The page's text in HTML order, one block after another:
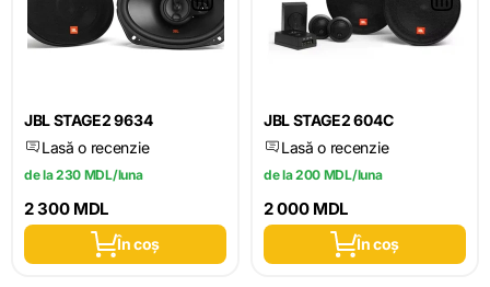
JBL STAGE2 9634
Lasă o recenzie
de la 230 MDL/luna
2 300 MDL
În coș
JBL STAGE2 604C
Lasă o recenzie
de la 200 MDL/luna
2 000 MDL
În coș